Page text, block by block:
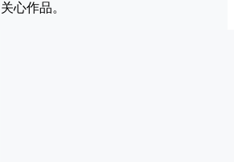
关心作品。